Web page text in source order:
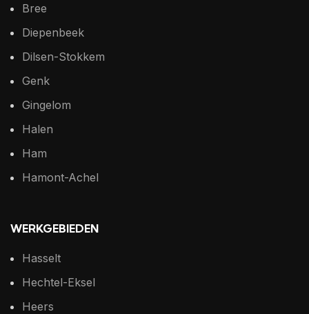
Bree
Diepenbeek
Dilsen-Stokkem
Genk
Gingelom
Halen
Ham
Hamont-Achel
WERKGEBIEDEN
Hasselt
Hechtel-Eksel
Heers